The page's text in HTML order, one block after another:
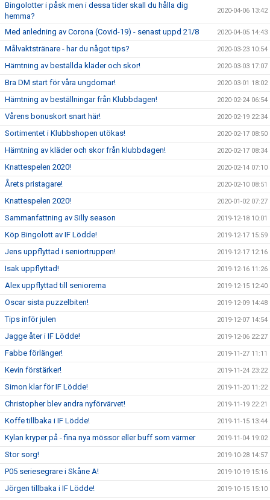
Bingolotter i påsk men i dessa tider skall du hålla dig
hemma?
2020-04-06 13:42
Med anledning av Corona (Covid-19) - senast uppd 21/8 2020-04-05 14:43
Målvaktstränare - har du något tips? 2020-03-23 10:54
Hämtning av beställda kläder och skor! 2020-03-03 17:07
Bra DM start för våra ungdomar! 2020-03-01 18:02
Hämtning av beställningar från Klubbdagen! 2020-02-24 06:54
Vårens bonuskort snart här! 2020-02-19 22:34
Sortimentet i Klubbshopen utökas! 2020-02-17 08:50
Hämtning av kläder och skor från klubbdagen! 2020-02-17 08:34
Knattespelen 2020! 2020-02-14 07:10
Årets pristagare! 2020-02-10 08:51
Knattespelen 2020! 2020-01-02 07:27
Sammanfattning av Silly season 2019-12-18 10:01
Köp Bingolott av IF Lödde! 2019-12-17 15:59
Jens uppflyttad i seniortruppen! 2019-12-17 12:16
Isak uppflyttad! 2019-12-16 11:26
Alex uppflyttad till seniorerna 2019-12-15 12:40
Oscar sista puzzelbiten! 2019-12-09 14:48
Tips inför julen 2019-12-07 14:54
Jagge åter i IF Lödde! 2019-12-06 22:27
Fabbe förlänger! 2019-11-27 11:11
Kevin förstärker! 2019-11-24 23:22
Simon klar för IF Lödde! 2019-11-20 11:22
Christopher blev andra nyförvärvet! 2019-11-19 22:21
Koffe tillbaka i IF Lödde! 2019-11-15 13:44
Kylan kryper på - fina nya mössor eller buff som värmer 2019-11-04 19:02
Stor sorg! 2019-10-28 14:57
P05 seriesegrare i Skåne A! 2019-10-19 15:16
Jörgen tillbaka i IF Lödde! 2019-10-15 15:10